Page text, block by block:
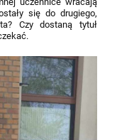
się do drugiego,
Czy dostaną tytuł